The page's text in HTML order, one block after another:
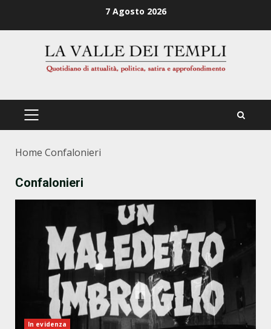
7 Agosto 2026
PRIMÄRES
Home Confalonieri
Confalonieri
In evidenza